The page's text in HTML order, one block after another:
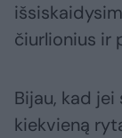
čiurlionius ir
Bijau, kad jei
kiekvieną